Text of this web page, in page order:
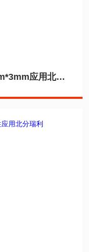
3mm*1mHayesep A色谱柱1m*3mm应用北分瑞利